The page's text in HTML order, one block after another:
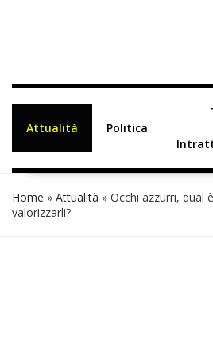
Attualità Politica
Home » Attualità » Occhi azzurri, qual
valorizzarli?